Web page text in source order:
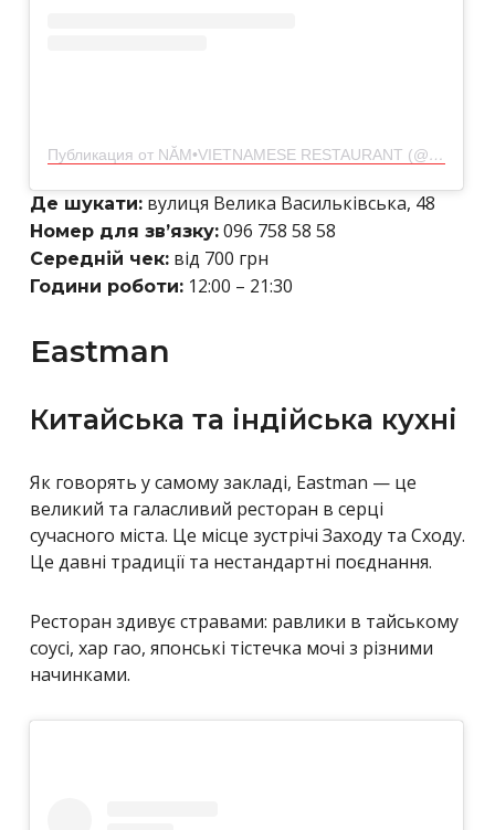
Публикация от NĂM•VIETNAMESE RESTAURANT (@nam.kyiv)
Де шукати: вулиця Велика Васильківська, 48
Номер для зв’язку: 096 758 58 58
Середній чек: від 700 грн
Години роботи: 12:00 – 21:30
Eastman
Китайська та індійська кухні
Як говорять у самому закладі, Eastman — це
великий та галасливий ресторан в серці
сучасного міста. Це місце зустрічі Заходу та Сходу.
Це давні традиції та нестандартні поєднання.
Ресторан здивує стравами: равлики в тайському
соусі, хар гао, японські тістечка мочі з різними
начинками.